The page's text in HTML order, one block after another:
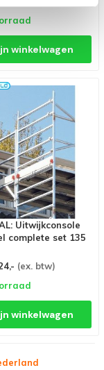
winkelwagen
Uitwijkconsole
complete set 135
(ex. btw)
winkelwagen